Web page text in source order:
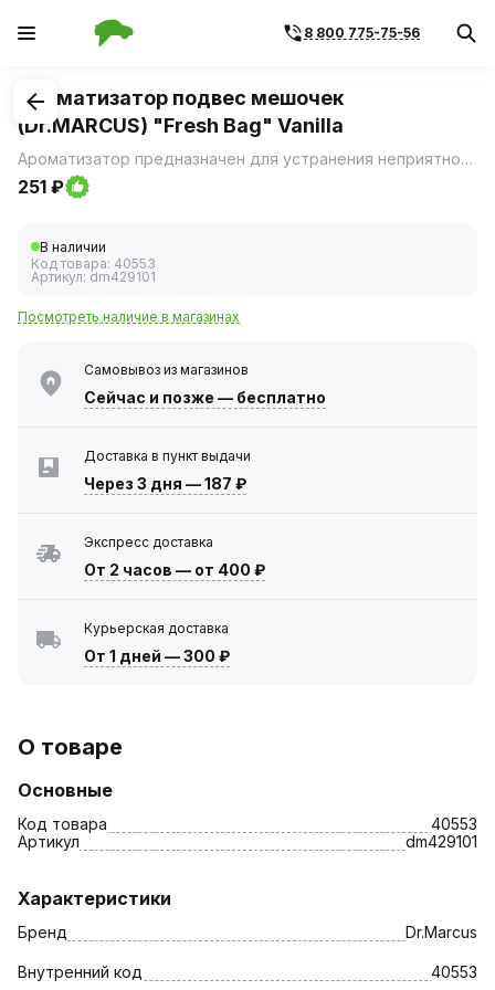
8 800 775-75-56
1/1
Ароматизатор подвес мешочек
(Dr.MARCUS) "Fresh Bag" Vanilla
Ароматизатор предназначен для устранения неприятного запаха в салоне автомобиля и придания легкого аромата.
251 ₽
В наличии
Код товара: 40553
Артикул: dm429101
Посмотреть наличие в магазинах
Самовывоз из магазинов
Сейчас и позже — бесплатно
Доставка в пункт выдачи
Через 3 дня —187 ₽
Экспресс доставка
От 2 часов — от 400 ₽
Курьерская доставка
От 1 дней —300 ₽
О товаре
Основные
Код товара
40553
Артикул
dm429101
Характеристики
Бренд Dr.Marcus
Внутренний код 40553